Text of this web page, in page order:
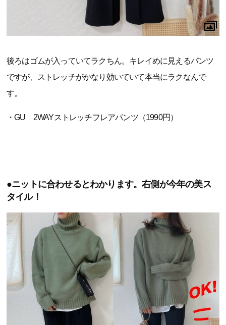
後ろはゴムが入っていてラクちん。キレイめに見えるパンツ
ですが、ストレッチがかなり効いていて本当にラクなんで
す。
・GU 2WAYストレッチフレアパンツ（1990円）
●ニットに合わせるとわかります。右側が今年の美ス
タイル！